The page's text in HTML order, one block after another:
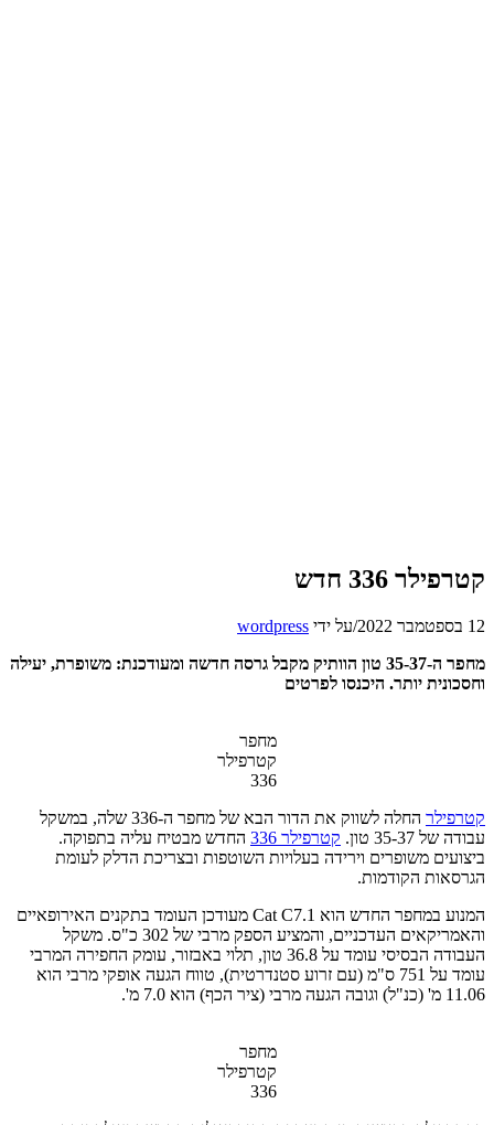
קטרפילר 336 חדש
12 בספטמבר 2022 /על ידי wordpress
מחפר ה-35-37 טון הוותיק מקבל גרסה חדשה ומעודכנת: משופרת, יעילה
וחסכונית יותר. היכנסו לפרטים
מחפר
קטרפילר
336
קטרפילר
החלה לשווק את הדור הבא של מחפר ה-336 שלה, במשקל
עבודה של 35-37 טון.
קטרפילר 336
החדש מבטיח עליה בתפוקה.
ביצועים משופרים וירידה בעלויות השוטפות ובצריכת הדלק לעומת
הגרסאות הקודמות.
המנוע במחפר החדש הוא Cat C7.1 מעודכן העומד בתקנים האירופאיים
והאמריקאים העדכניים, והמציע הספק מרבי של 302 כ"ס. משקל
העבודה הבסיסי עומד על 36.8 טון, תלוי באבזור, עומק החפירה המרבי
עומד על 751 ס"מ (עם זרוע סטנדרטית), טווח הגעה אופקי מרבי הוא
11.06 מ' (כנ"ל) וגובה הגעה מרבי (ציר הכף) הוא 7.0 מ'.
מחפר
קטרפילר
336